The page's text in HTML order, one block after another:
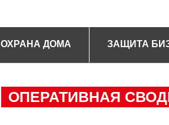
ОХРАНА ДОМА ЗАЩИТА
ОПЕРАТИВНАЯ